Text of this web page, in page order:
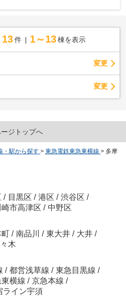
13 件 1～13 棟を表示
変更
変更
ジトップへ
・駅から探す > 東急電鉄東急東横線 > 多摩
/ 目黒区 / 港区 / 渋谷区 /
崎市高津区 / 中野区
町 / 南品川 / 東大井 / 大井 /
木
/ 都営浅草線 / 東急目黒線 /
横線 / 京急本線 /
ライン宇須